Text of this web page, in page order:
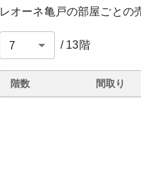
レオーネ亀戸の部屋ごとの
/ 13階
階数 間取り